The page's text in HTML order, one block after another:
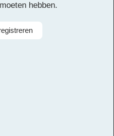
Delen
hebben.
Alle rechten voorbehouden